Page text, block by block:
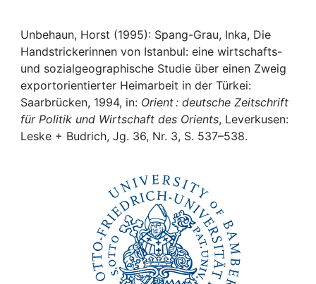
Unbehaun, Horst (1995): Spang-Grau, Inka, Die
Handstrickerinnen von Istanbul: eine wirtschafts-
und sozialgeographische Studie über einen Zweig
exportorientierter Heimarbeit in der Türkei:
Saarbrücken, 1994, in: Orient : deutsche Zeitschrift
für Politik und Wirtschaft des Orients, Leverkusen:
Leske + Budrich, Jg. 36, Nr. 3, S. 537–538.